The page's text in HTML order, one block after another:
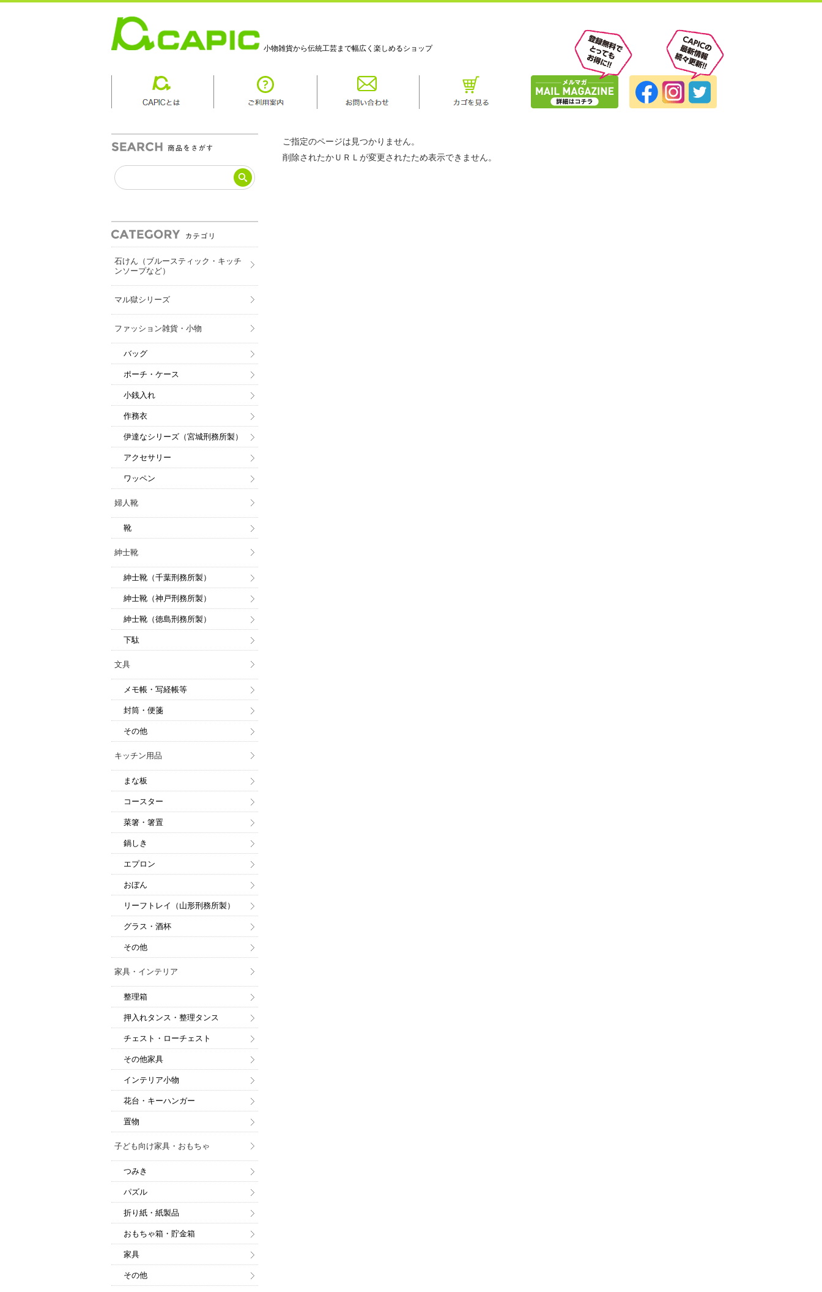
小物雑貨から伝統工芸まで幅広く楽しめるショップ
ご指定のページは見つかりません。
削除されたかＵＲＬが変更されたため表示できません。
石けん（ブルースティック・キッチ
ンソープなど）
マル獄シリーズ
ファッション雑貨・小物
バッグ
ポーチ・ケース
小銭入れ
作務衣
伊達なシリーズ（宮城刑務所製）
アクセサリー
ワッペン
婦人靴
靴
紳士靴
紳士靴（千葉刑務所製）
紳士靴（神戸刑務所製）
紳士靴（徳島刑務所製）
下駄
文具
メモ帳・写経帳等
封筒・便箋
その他
キッチン用品
まな板
コースター
菜箸・箸置
鍋しき
エプロン
おぼん
リーフトレイ（山形刑務所製）
グラス・酒杯
その他
家具・インテリア
整理箱
押入れタンス・整理タンス
チェスト・ローチェスト
その他家具
インテリア小物
花台・キーハンガー
置物
子ども向け家具・おもちゃ
つみき
パズル
折り紙・紙製品
おもちゃ箱・貯金箱
家具
その他